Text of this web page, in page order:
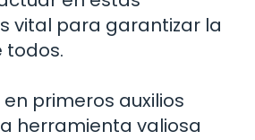
vital para garantizar la
todos.
primeros auxilios
herramienta valiosa